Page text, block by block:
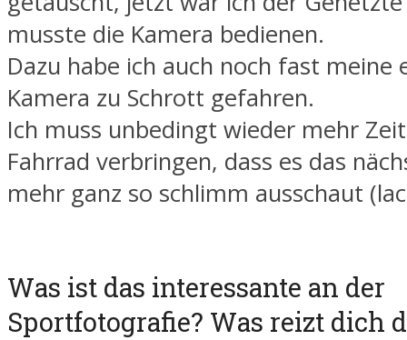
musste die Kamera bedienen.
Dazu habe ich auch noch fast meine
Kamera zu Schrott gefahren.
Ich muss unbedingt wieder mehr
Fahrrad verbringen, dass es das
mehr ganz so schlimm ausschaut
Was ist das interessante an der
Sportfotografie? Was reizt dich